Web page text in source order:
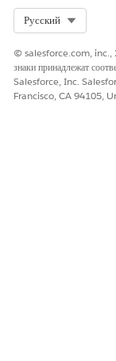
ЭТА
Оставьте
Русский
© salesforce.com, inc.,
знаки принадлежат
Salesforce, Inc.
Francisco, CA 94105,